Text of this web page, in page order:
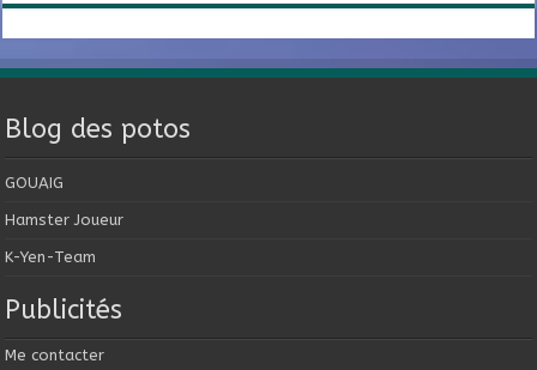
Blog des potos
GOUAIG
Hamster Joueur
K-Yen-Team
Publicités
Me contacter